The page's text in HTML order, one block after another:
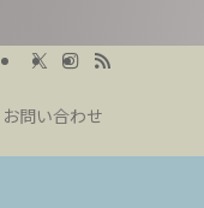
お問い合わせ